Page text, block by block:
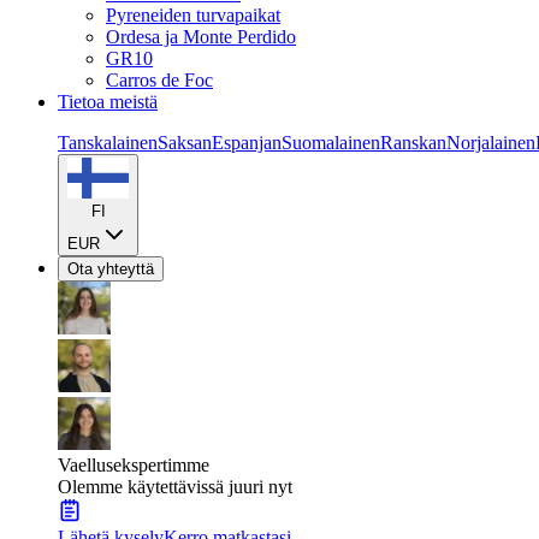
Pyreneiden turvapaikat
Ordesa ja Monte Perdido
GR10
Carros de Foc
Tietoa meistä
TanskalainenSaksanEspanjanSuomalainenRanskanNorjalainen
FI
EUR
Ota yhteyttä
Vaellusekspertimme
Olemme käytettävissä juuri nyt